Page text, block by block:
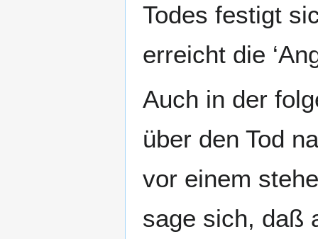
Todes festigt
erreicht die
Auch in der
über den Tod
vor einem
sage sich, daß